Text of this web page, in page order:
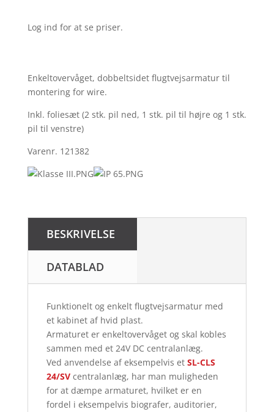
Log ind for at se priser.
Enkeltovervåget, dobbeltsidet flugtvejsarmatur til
montering for wire.
Inkl. foliesæt (2 stk. pil ned, 1 stk. pil til højre og 1 stk.
pil til venstre)
Varenr. 121382
BESKRIVELSE
DATABLAD
Funktionelt og enkelt flugtvejsarmatur med
et kabinet af hvid plast.
Armaturet er enkeltovervåget og skal kobles
sammen med et 24V DC centralanlæg.
Ved anvendelse af eksempelvis et SL-CLS
24/SVcentralanlæg, har man muligheden
for at dæmpe armaturet, hvilket er en
fordel i eksempelvis biografer, auditorier,